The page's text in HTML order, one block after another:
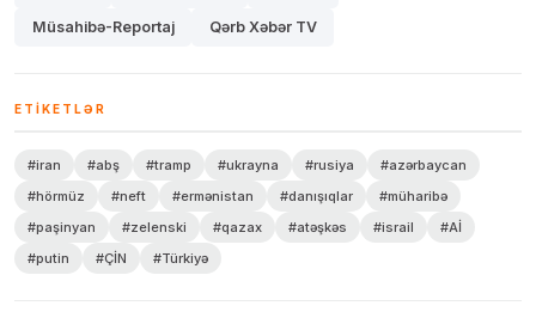
Müsahibə-Reportaj Qərb Xəbər TV
ETIKETLƏR
#iran #abş #tramp #ukrayna #rusiya
#azərbaycan
#hörmüz
#neft #ermənistan #danışıqlar
#müharibə
#paşinyan
#zelenski #qazax #atəşkəs #israil
#Aİ
#putin
#ÇİN #Türkiyə